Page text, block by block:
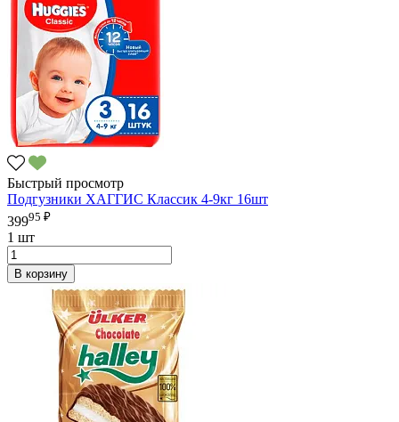
Быстрый просмотр
Подгузники ХАГГИС Классик 4-9кг 16шт
39995 ₽
1 шт
В корзину